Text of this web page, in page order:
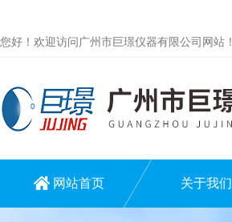
您好！欢迎访问广州市巨璟仪器有限公司网站！
网站首页 关于我们